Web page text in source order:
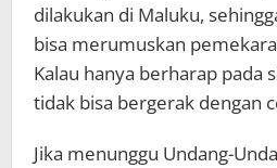
dilakukan di Maluku,
bisa merumuskan
Kalau hanya berharap pada
tidak bisa bergerak dengan
Jika menunggu Undang-